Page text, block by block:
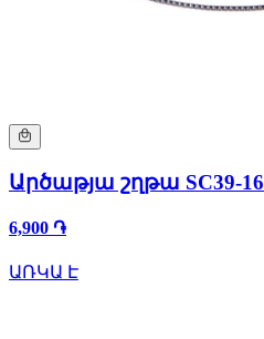
Արծաթյա շղթա SC39-16
6,900 ֏
ԱՌԿԱ Է